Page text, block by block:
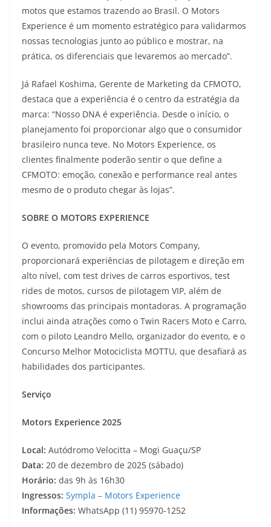
motos que estamos trazendo ao Brasil. O Motors
Experience é um momento estratégico para validarmos
nossas tecnologias junto ao público e mostrar, na
prática, os diferenciais que levaremos ao mercado”.
Já Rafael Koshima, Gerente de Marketing da CFMOTO,
destaca que a experiência é o centro da estratégia da
marca: “Nosso DNA é experiência. Desde o início, o
planejamento foi proporcionar algo que o consumidor
brasileiro nunca teve. No Motors Experience, os
clientes finalmente poderão sentir o que define a
CFMOTO: emoção, conexão e performance real antes
mesmo de o produto chegar às lojas”.
SOBRE O MOTORS EXPERIENCE
O evento, promovido pela Motors Company,
proporcionará experiências de pilotagem e direção em
alto nível, com test drives de carros esportivos, test
rides de motos, cursos de pilotagem VIP, além de
showrooms das principais montadoras. A programação
inclui ainda atrações como o Twin Racers Moto e Carro,
com o piloto Leandro Mello, organizador do evento, e o
Concurso Melhor Motociclista MOTTU, que desafiará as
habilidades dos participantes.
Serviço
Motors Experience 2025
Local: Autódromo Velocitta – Mogi Guaçu/SP
Data: 20 de dezembro de 2025 (sábado)
Horário: das 9h às 16h30
Ingressos: Sympla – Motors Experience
Informações: WhatsApp (11) 95970-1252